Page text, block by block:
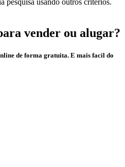
pesquisa usando outros critérios.
vender ou alugar?
de forma gratuita. E mais facil do